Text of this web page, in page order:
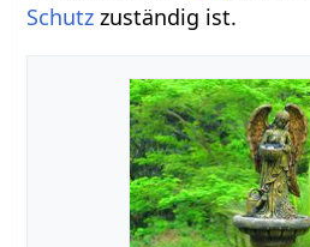
Schutz zuständig ist.